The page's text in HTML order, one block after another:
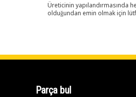
Üreticinin yapılandırmasında
olduğundan emin olmak için
Parça bul